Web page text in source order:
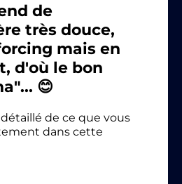
de
très douce,
mais en
d'où le bon
😊
de ce que vous
dans cette